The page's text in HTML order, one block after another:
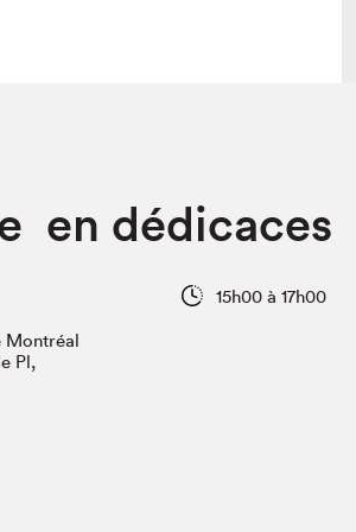
Programmation dans la ville
Vidéos et balados
en dédicaces
15h00 à 17h00
Montréal
Pl,